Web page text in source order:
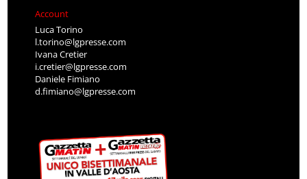
Account
Luca Torino
l.torino@lgpresse.com
Ivana Cretier
i.cretier@lgpresse.com
Daniele Fimiano
d.fimiano@lgpresse.com